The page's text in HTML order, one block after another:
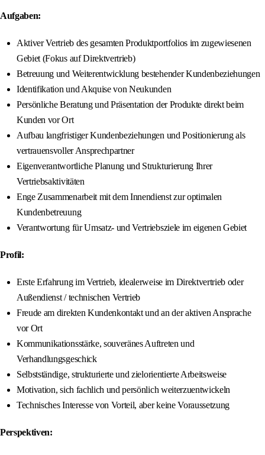
Aufgaben:
Aktiver Vertrieb des gesamten Produktportfolios im zugewiesenen
Gebiet (Fokus auf Direktvertrieb)
Betreuung und Weiterentwicklung bestehender Kundenbeziehungen
Identifikation und Akquise von Neukunden
Persönliche Beratung und Präsentation der Produkte direkt beim
Kunden vor Ort
Aufbau langfristiger Kundenbeziehungen und Positionierung als
vertrauensvoller Ansprechpartner
Eigenverantwortliche Planung und Strukturierung Ihrer
Vertriebsaktivitäten
Enge Zusammenarbeit mit dem Innendienst zur optimalen
Kundenbetreuung
Verantwortung für Umsatz- und Vertriebsziele im eigenen Gebiet
Profil:
Erste Erfahrung im Vertrieb, idealerweise im Direktvertrieb oder
Außendienst / technischen Vertrieb
Freude am direkten Kundenkontakt und an der aktiven Ansprache
vor Ort
Kommunikationsstärke, souveränes Auftreten und
Verhandlungsgeschick
Selbstständige, strukturierte und zielorientierte Arbeitsweise
Motivation, sich fachlich und persönlich weiterzuentwickeln
Technisches Interesse von Vorteil, aber keine Voraussetzung
Perspektiven: